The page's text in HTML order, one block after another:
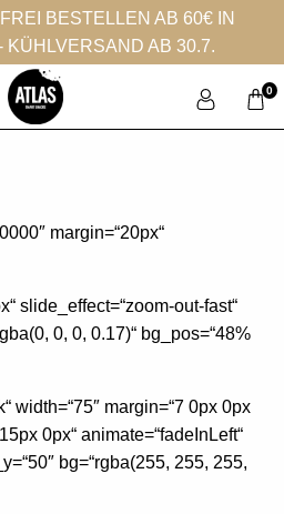
BESTELLEN AB 60€ IN
KÜHLVERSAND AB 30.7.
0
margin=“20px“
slide_effect=“zoom-out-fast“
0, 0, 0.17)“ bg_pos=“48%
width=“75″ margin=“7 0px 0px
0px“ animate=“fadeInLeft“
bg=“rgba(255, 255, 255,